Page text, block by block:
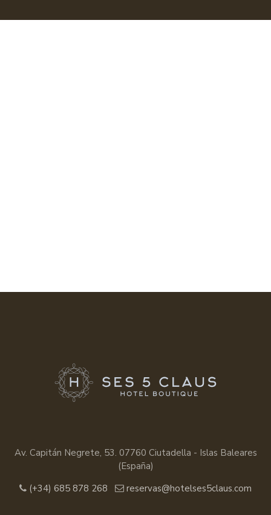
Av. Capitán Negrete, 53. 07760 Ciutadella - Islas Baleares
(España)
(+34) 685 878 268
reservas@hotelses5claus.com